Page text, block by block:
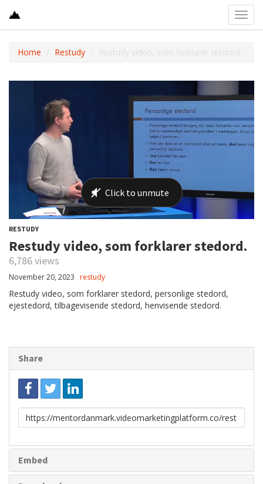
Home Restudy Restudy video, som forklarer stedord.
RESTUDY
Restudy video, som forklarer stedord.
6,786 views
November 20, 2023 restudy
Restudy video, som forklarer stedord, personlige stedord,
ejestedord, tilbagevisende stedord, henvisende stedord.
Share
Link
to
Embed